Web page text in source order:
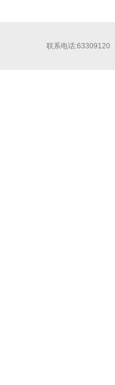
联系电话:63309120